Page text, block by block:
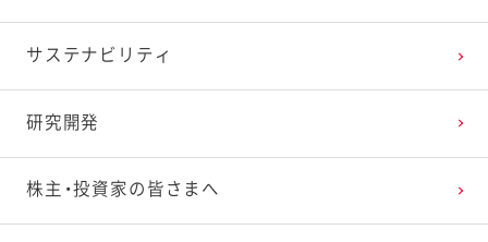
サステナビリティ
研究開発
株主・投資家の皆さまへ